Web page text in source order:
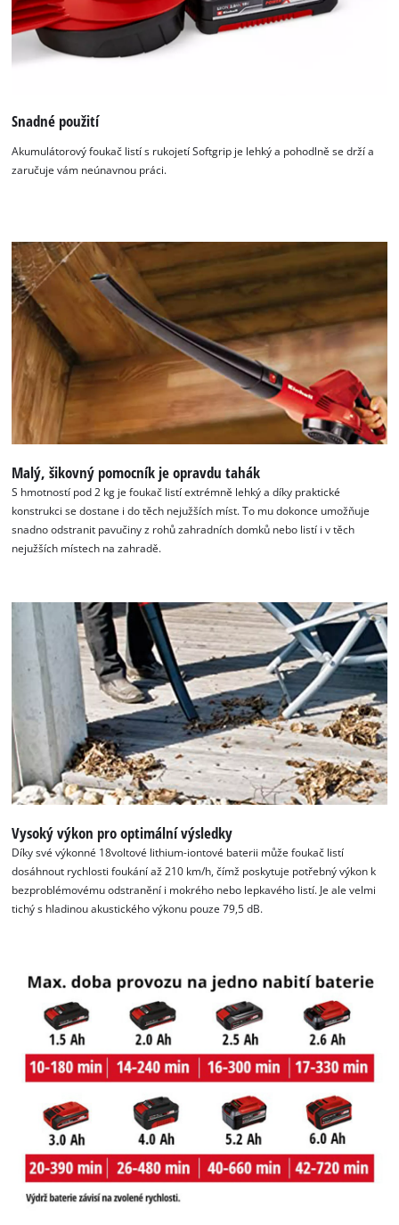
This content is not permitted to load due
to trackers that are not disclosed to the
visitor. The website owner needs to setup
the site with their CMP to add this content
to the list of technologies used.
Powered byUsercentrics Consent
Management Platform
Snadné použití
Akumulátorový foukač listí s rukojetí Softgrip je lehký a pohodlně se drží a
zaručuje vám neúnavnou práci.
Malý, šikovný pomocník je opravdu tahák
S hmotností pod 2 kg je foukač listí extrémně lehký a díky praktické
konstrukci se dostane i do těch nejužších míst. To mu dokonce umožňuje
snadno odstranit pavučiny z rohů zahradních domků nebo listí i v těch
nejužších místech na zahradě.
Vysoký výkon pro optimální výsledky
Díky své výkonné 18voltové lithium-iontové baterii může foukač listí
dosáhnout rychlosti foukání až 210 km/h, čímž poskytuje potřebný výkon k
bezproblémovému odstranění i mokrého nebo lepkavého listí. Je ale velmi
tichý s hladinou akustického výkonu pouze 79,5 dB.